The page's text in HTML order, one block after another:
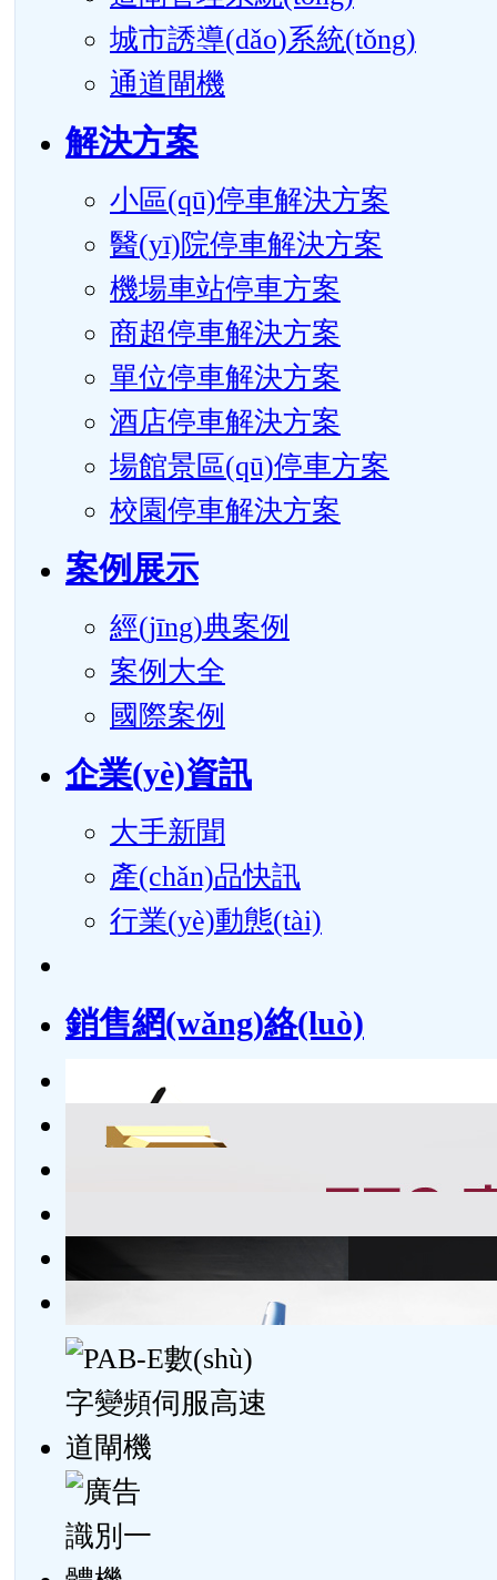
城市誘導(dǎo)系統(tǒng)
通道閘機
解決方案
小區(qū)停車解決方案
醫(yī)院停車解決方案
機場車站停車方案
商超停車解決方案
單位停車解決方案
酒店停車解決方案
場館景區(qū)停車方案
校園停車解決方案
案例展示
經(jīng)典案例
案例大全
國際案例
企業(yè)資訊
大手新聞
產(chǎn)品快訊
行業(yè)動態(tài)
銷售網(wǎng)絡(luò)